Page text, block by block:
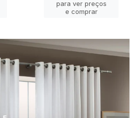
para ver preços
e comprar